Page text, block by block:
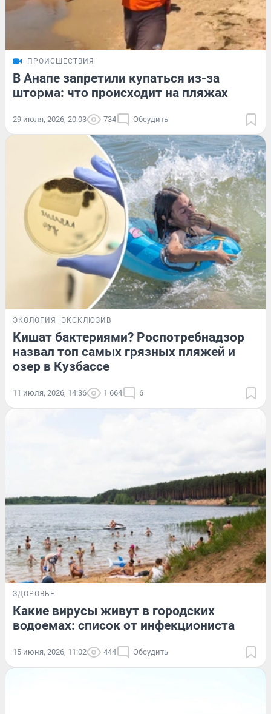
ПРОИСШЕСТВИЯ
В Анапе запретили купаться из-за
шторма: что происходит на пляжах
29 июля, 2026, 20:03 734 Обсудить
ЭКОЛОГИЯ ЭКСКЛЮЗИВ
Кишат бактериями? Роспотребнадзор
назвал топ самых грязных пляжей и
озер в Кузбассе
11 июля, 2026, 14:36 1 664 6
ЗДОРОВЬЕ
Какие вирусы живут в городских
водоемах: список от инфекциониста
15 июня, 2026, 11:02 444 Обсудить